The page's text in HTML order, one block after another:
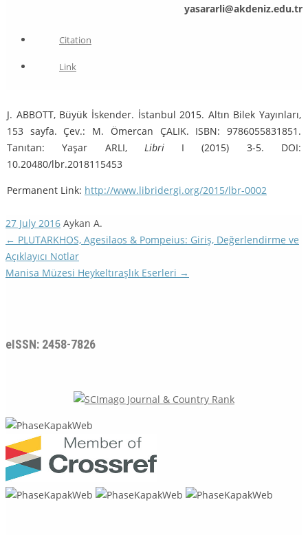
yasararli@akdeniz.edu.tr
Citation
Link
J. ABBOTT, Büyük İskender. İstanbul 2015. Altın Bilek Yayınları,
153 sayfa. Çev.: M. Ömercan ÇALIK. ISBN: 9786055831851.
Tanıtan: Yaşar ARLI, LibriI (2015) 3-5. DOI:
10.20480/lbr.2018115453
Permanent Link: http://www.libridergi.org/2015/lbr-0002
27 July 2016 Aykan A.
← PLUTARKHOS, Agesilaos & Pompeius: Giriş, Değerlendirme ve
Açıklayıcı Notlar
Manisa Müzesi Heykeltıraşlık Eserleri →
eISSN: 2458-7826